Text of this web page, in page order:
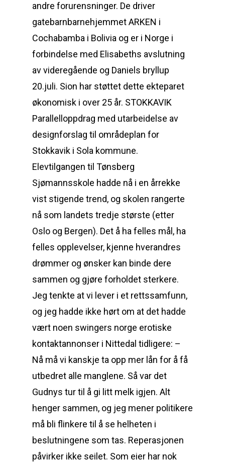
andre forurensninger. De driver
gatebarnbarnehjemmet ARKEN i
Cochabamba i Bolivia og er i Norge i
forbindelse med Elisabeths avslutning
av videregående og Daniels bryllup
20.juli. Sion har støttet dette ekteparet
økonomisk i over 25 år. STOKKAVIK
Parallelloppdrag med utarbeidelse av
designforslag til områdeplan for
Stokkavik i Sola kommune.
Elevtilgangen til Tønsberg
Sjømannsskole hadde nå i en årrekke
vist stigende trend, og skolen rangerte
nå som landets tredje største (etter
Oslo og Bergen). Det å ha felles mål, ha
felles opplevelser, kjenne hverandres
drømmer og ønsker kan binde dere
sammen og gjøre forholdet sterkere.
Jeg tenkte at vi lever i et rettssamfunn,
og jeg hadde ikke hørt om at det hadde
vært noen swingers norge erotiske
kontaktannonser i Nittedal tidligere: –
Nå må vi kanskje ta opp mer lån for å få
utbedret alle manglene. Så var det
Gudnys tur til å gi litt melk igjen. Alt
henger sammen, og jeg mener politikere
må bli flinkere til å se helheten i
beslutningene som tas. Reperasjonen
påvirker ikke seilet. Som eier har nok